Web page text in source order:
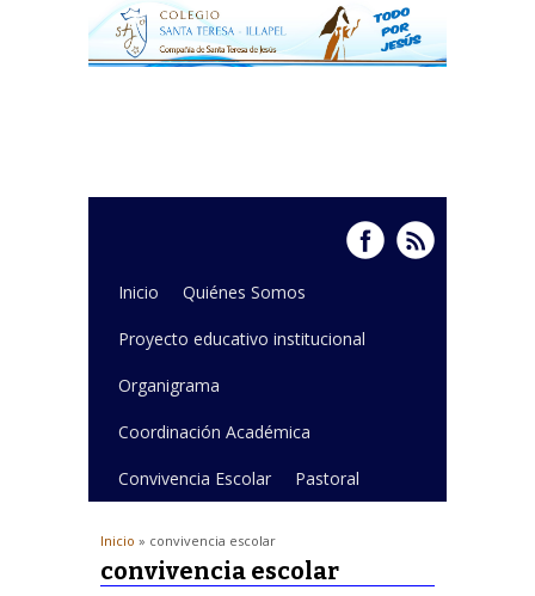
Inicio Quiénes Somos
Proyecto educativo institucional
Organigrama
Coordinación Académica
Convivencia Escolar Pastoral
Inicio » convivencia escolar
convivencia escolar